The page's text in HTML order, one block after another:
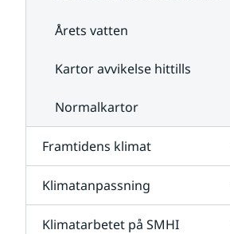
Årets vatten
Kartor avvikelse hittills
Normalkartor
Framtidens klimat
Klimatanpassning
Klimatarbetet på SMHI